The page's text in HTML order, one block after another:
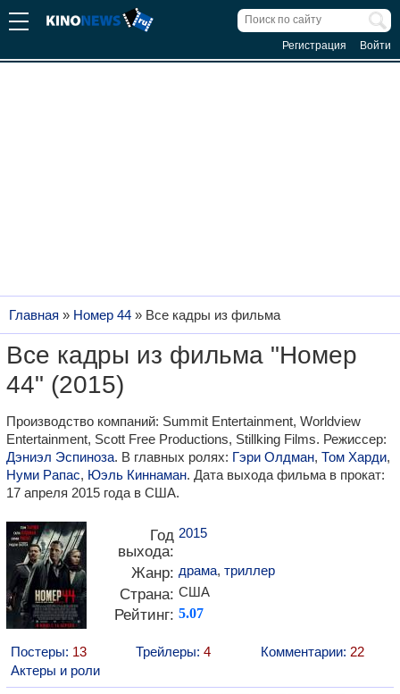
Регистрация Войти
Главная » Номер 44 » Все кадры из фильма
Все кадры из фильма "Номер
44" (2015)
Производство компаний: Summit Entertainment, Worldview
Entertainment, Scott Free Productions, Stillking Films. Режиссер:
Дэниэл Эспиноза. В главных ролях: Гэри Олдман, Том Харди,
Нуми Рапас, Юэль Киннаман. Дата выхода фильма в прокат:
17 апреля 2015 года в США.
Год
выхода:
2015
Жанр: драма, триллер
Страна: США
Рейтинг: 5.07
Постеры: 13 Трейлеры: 4 Комментарии: 22
Актеры и роли